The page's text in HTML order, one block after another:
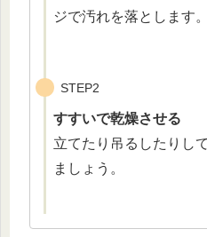
ジで汚れを落とします。
STEP2
すすいで乾燥させる
立てたり吊るしたりし
ましょう。